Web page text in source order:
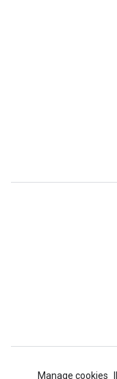
Manage cookies